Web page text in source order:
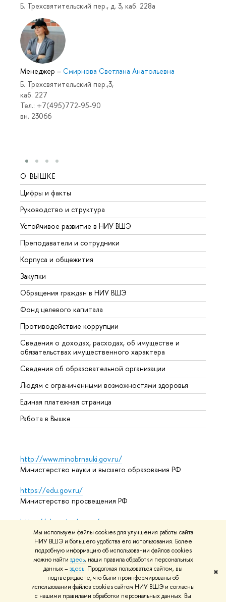
Мы используем файлы cookies для улучшения работы сайта
НИУ ВШЭ и большего удобства его использования. Более
подробную информацию об использовании файлов cookies
можно найти здесь, наши правила обработки персональных
данных –здесь. Продолжая пользоваться сайтом, вы
подтверждаете, что были проинформированы об
использовании файлов cookies сайтом НИУ ВШЭ и согласны
с нашими правилами обработки персональных данных. Вы
✖
Б. Трехсвятительский пер., д. 3, каб. 228а
Менеджер – Смирнова Светлана Анатольевна
Б. Трехсвятительский пер.,3,
каб. 227
Тел.: +7(495)772-95-90
вн. 23066
О ВЫШКЕ
Цифры и факты
Руководство и структура
Устойчивое развитие в НИУ ВШЭ
Преподаватели и сотрудники
Корпуса и общежития
Закупки
Обращения граждан в НИУ ВШЭ
Фонд целевого капитала
Противодействие коррупции
Сведения о доходах, расходах, об имуществе и
обязательствах имущественного характера
Сведения об образовательной организации
Людям с ограниченными возможностями здоровья
Единая платежная страница
Работа в Вышке
http://www.minobrnauki.gov.ru/
Министерство науки и высшего образования РФ
https://edu.gov.ru/
Министерство просвещения РФ
https://elearning.hse.ru/mooc
Массовые открытые онлайн-курсы
© НИУ ВШЭ 1993–2026 Адреса и контактыУсловия
использования материаловПолитика конфиденциальности
Карта сайта